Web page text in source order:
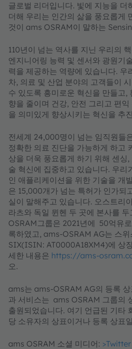
글로벌 리더입니다. 빛에 지능을 더
더해 우리는 인간의 삶을 풍요롭게
것이 ams OSRAM이 말하는
110년이 넘는 역사를 지닌 우리의
엔지니어링 능력 및 센서와 광원기
력을 제공하는 역량에 있습니다. 우
차, 의료 및 산업 분야의 고객들이
수 있도록 흥미로운 혁신을 만들고,
향을 줄이며 건강, 안전 그리고 편
을 의미있게 향상시키는 혁신을 추
전세계 24,000명이 넘는 임직원들
정확한 의료 진단을 가능하게 하고
상을 더욱 풍요롭게 하기 위해 센싱
술 혁신에 집중하고 있습니다. 우리
인 애플리케이션을 위한 기술을 개
은 15,000개가 넘는 특허가 인가되
실이 말해주고 있습니다. 오스트리
라츠와 독일 뮌헨 두 곳에 본사를
OSRAM그룹은 2021년에 50억유
록하였고, ams-OSRAM AG는 스
SIX(ISIN: AT0000A18XM4)에 상
세한 내용은 https://ams-
오.
ams는 ams-OSRAM AG의 등록
과 서비스는 ams OSRAM 그룹의
출원되었습니다. 여기 언급된 기타
당 소유자의 상표이거나 등록 상표
ams OSRAM 소셜 미디어: >Twitter